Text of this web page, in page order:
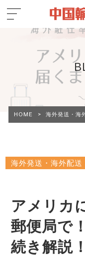
HOME > 海外発送・海
海外発送・海外配
アメリカ
郵便局で
続き解説